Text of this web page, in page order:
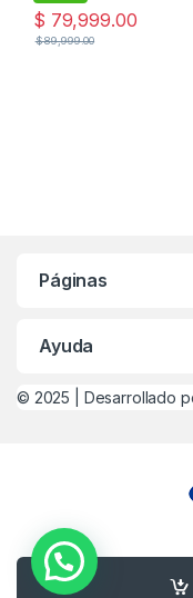
$ 79,999.00
$89,999.00
Páginas
Ayuda
© 2025 | Desarrollado